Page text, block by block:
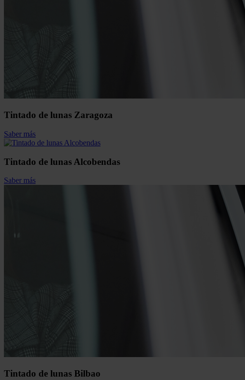
Tintado de lunas Zaragoza
Saber más
Tintado de lunas Alcobendas
Saber más
Tintado de lunas Bilbao